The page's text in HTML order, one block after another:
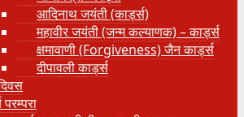
आदिनाथ जयंती (कार्ड्स)
महावीर जयंती (जन्म कल्याणक) – कार्ड्स
क्षमावाणी (Forgiveness) जैन कार्ड्स
दीपावली कार्ड्स